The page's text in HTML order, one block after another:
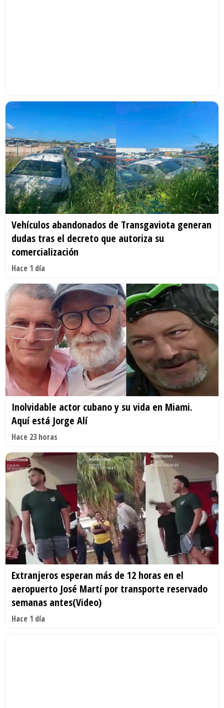
Vehículos abandonados de Transgaviota generan
dudas tras el decreto que autoriza su
comercialización
Hace 1 día
Inolvidable actor cubano y su vida en Miami.
Aquí está Jorge Alí
Hace 23 horas
Extranjeros esperan más de 12 horas en el
aeropuerto José Martí por transporte reservado
semanas antes(Video)
Hace 1 día